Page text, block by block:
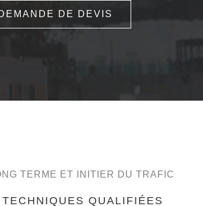
DE DEVIS
TERME ET INITIER DU TRAFIC
QUALIFIÉES